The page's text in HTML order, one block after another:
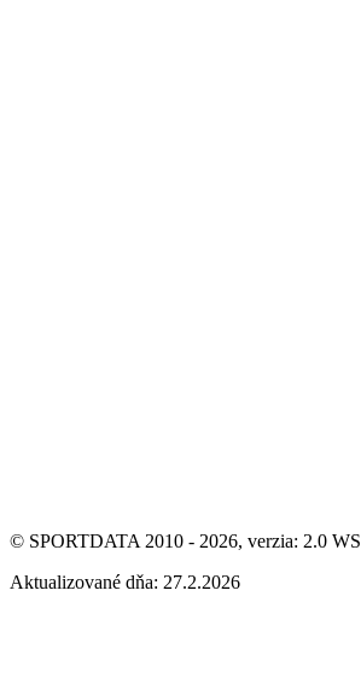
© SPORTDATA 2010 - 2026, verzia: 2.0 WS
Aktualizované dňa: 27.2.2026